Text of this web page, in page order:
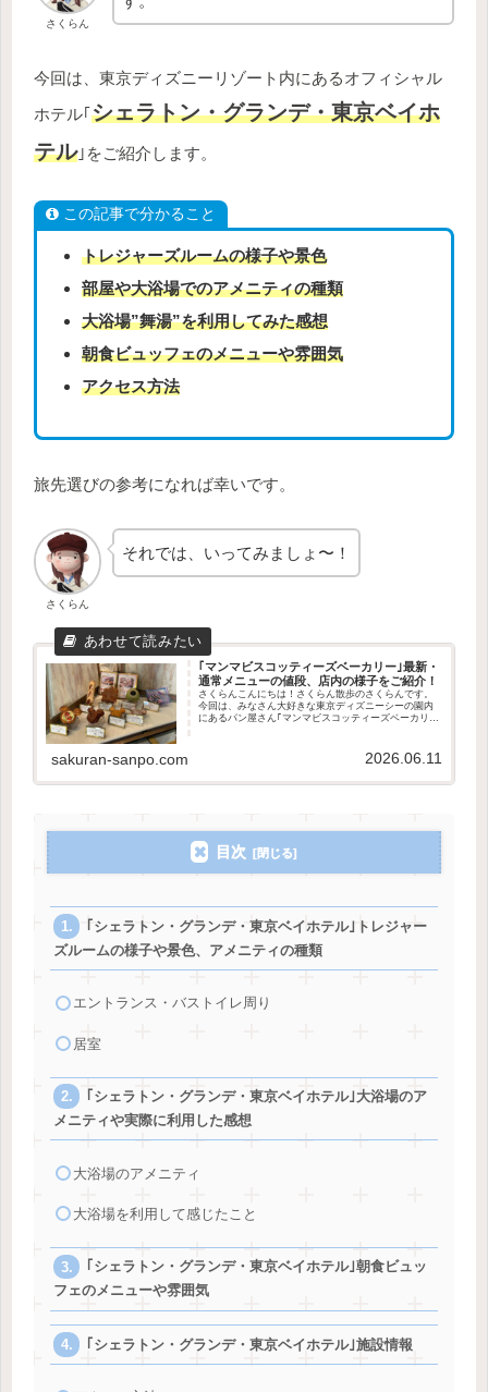
さくらん
今回は、東京ディズニーリゾート内にあるオフィシャル
ホテル｢シェラトン・グランデ・東京ベイホ
テル｣をご紹介します。
この記事で分かること
トレジャーズルームの様子や景色
部屋や大浴場でのアメニティの種類
大浴場”舞湯”を利用してみた感想
朝食ビュッフェのメニューや雰囲気
アクセス方法
旅先選びの参考になれば幸いです。
さくらん
それでは、いってみましょ〜！
｢マンマビスコッティーズベーカリー｣最新・
通常メニューの値段、店内の様子をご紹介！
さくらんこんにちは！さくらん散歩のさくらんです。
今回は、みなさん大好きな東京ディズニーシーの園内
にあるパン屋さん｢マンマビスコッティーズベーカリ
sakuran-sanpo.com 2026.06.11
目次
｢シェラトン・グランデ・東京ベイホテル｣トレジャー
ズルームの様子や景色、アメニティの種類
エントランス・バストイレ周り
居室
｢シェラトン・グランデ・東京ベイホテル｣大浴場のア
メニティや実際に利用した感想
大浴場のアメニティ
大浴場を利用して感じたこと
｢シェラトン・グランデ・東京ベイホテル｣朝食ビュッ
フェのメニューや雰囲気
｢シェラトン・グランデ・東京ベイホテル｣施設情報